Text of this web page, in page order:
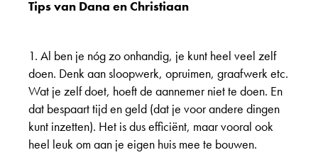
Tips van Dana en Christiaan
1. Al ben je nóg zo onhandig, je kunt heel veel zelf
doen. Denk aan sloopwerk, opruimen, graafwerk etc.
Wat je zelf doet, hoeft de aannemer niet te doen. En
dat bespaart tijd en geld (dat je voor andere dingen
kunt inzetten). Het is dus efficiënt, maar vooral ook
heel leuk om aan je eigen huis mee te bouwen.